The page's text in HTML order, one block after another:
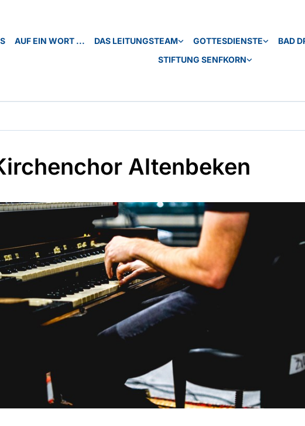
AUF EIN WORT ... DAS LEITUNGSTEAM GOTTESDIENSTE
BAD
STIFTUNG SENFKORN
Altenbeken